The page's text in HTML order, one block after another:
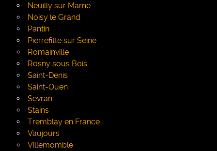
Neuilly sur Marne
Noisy le Grand
Pantin
Pierrefitte sur Seine
Romainville
Rosny sous Bois
Saint-Denis
Saint-Ouen
Sevran
Stains
Tremblay en France
Vaujours
Villemomble